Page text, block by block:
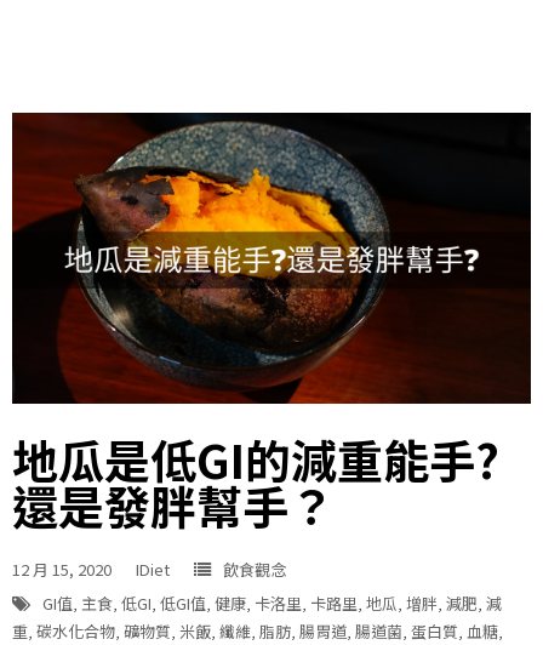
地瓜是低GI的減重能手?
還是發胖幫手？
12 月 15, 2020 IDiet
飲食觀念
GI值, 主食, 低GI, 低GI值, 健康, 卡洛里, 卡路里, 地瓜, 增胖, 減肥, 減
重, 碳水化合物, 礦物質, 米飯, 纖維, 脂肪, 腸胃道, 腸道菌, 蛋白質, 血糖,